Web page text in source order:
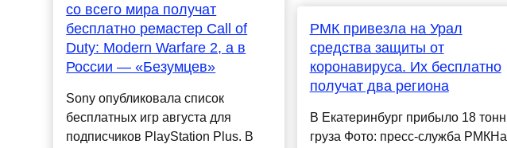
со всего мира получат
бесплатно ремастер Call of
Duty: Modern Warfare 2, а в
России — «Безумцев»
Sony опубликовала список
бесплатных игр августа для
подписчиков PlayStation Plus. В
РМК привезла на Урал
средства защиты от
коронавируса. Их бесплатно
получат два региона
В Екатеринбург прибыло 18 тонн
груза Фото: пресс-служба РМКНа